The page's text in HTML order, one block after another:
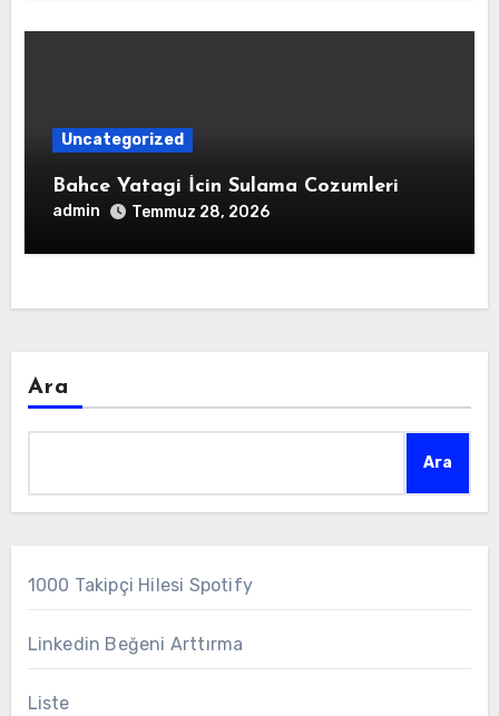
Uncategorized
Bahce Yatagi İcin Sulama Cozumleri
admin Temmuz 28, 2026
Ara
Ara
1000 Takipçi Hilesi Spotify
Linkedin Beğeni Arttırma
Liste